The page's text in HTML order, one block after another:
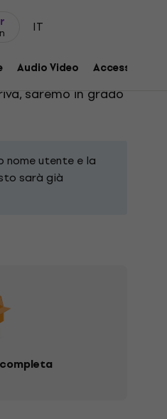
IT
Audio Video Accessori
una conferma via
saremo in grado
utente e la
sarà già